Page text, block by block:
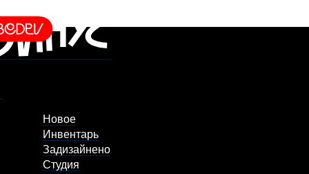
Новое
Инвентарь
Задизайнено
Студия